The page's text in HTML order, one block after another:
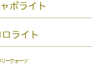
ポライト
ロライト
リークォーツ